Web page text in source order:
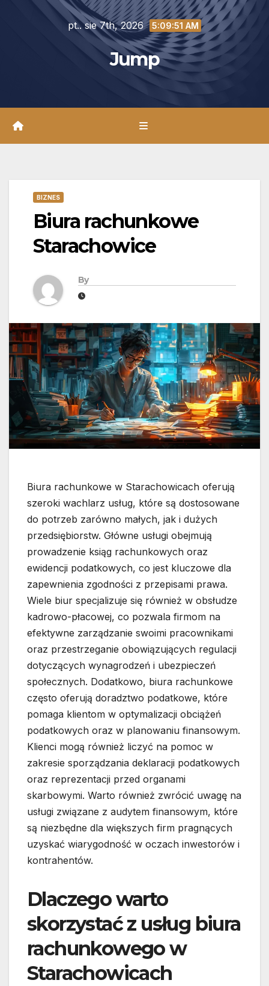
pt.. sie 7th, 2026 5:09:52 AM
Jump
BIZNES
Biura rachunkowe
Starachowice
By
Biura rachunkowe w Starachowicach oferują
szeroki wachlarz usług, które są dostosowane
do potrzeb zarówno małych, jak i dużych
przedsiębiorstw. Główne usługi obejmują
prowadzenie ksiąg rachunkowych oraz
ewidencji podatkowych, co jest kluczowe dla
zapewnienia zgodności z przepisami prawa.
Wiele biur specjalizuje się również w obsłudze
kadrowo-płacowej, co pozwala firmom na
efektywne zarządzanie swoimi pracownikami
oraz przestrzeganie obowiązujących regulacji
dotyczących wynagrodzeń i ubezpieczeń
społecznych. Dodatkowo, biura rachunkowe
często oferują doradztwo podatkowe, które
pomaga klientom w optymalizacji obciążeń
podatkowych oraz w planowaniu finansowym.
Klienci mogą również liczyć na pomoc w
zakresie sporządzania deklaracji podatkowych
oraz reprezentacji przed organami
skarbowymi. Warto również zwrócić uwagę na
usługi związane z audytem finansowym, które
są niezbędne dla większych firm pragnących
uzyskać wiarygodność w oczach inwestorów i
kontrahentów.
Dlaczego warto
skorzystać z usług biura
rachunkowego w
Starachowicach